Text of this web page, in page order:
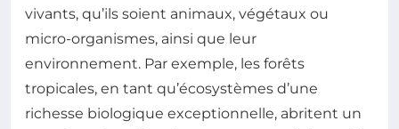
vivants, qu’ils soient animaux, végétaux ou
micro-organismes, ainsi que leur
environnement. Par exemple, les forêts
tropicales, en tant qu’écosystèmes d’une
richesse biologique exceptionnelle, abritent un